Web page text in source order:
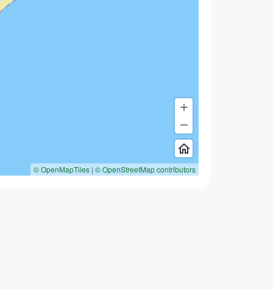
© OpenMapTiles | © OpenStreetMap contributors